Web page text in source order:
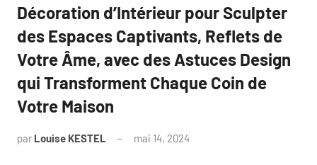
Décoration d’Intérieur pour Sculpter
des Espaces Captivants, Reflets de
Votre Âme, avec des Astuces Design
qui Transforment Chaque Coin de
Votre Maison
par Louise KESTEL mai 14, 2024